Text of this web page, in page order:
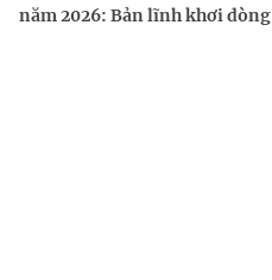
năm 2026: Bản lĩnh khơi dòng